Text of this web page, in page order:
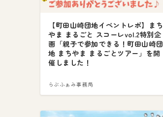
【町田山崎団地イベントレポ】まち
やま まるごと スコーレvol.2特別企
画「親子で参加できる！町田山崎団
地 まちやま まるごとツアー」を開
催しました！
らぶふぁみ事務局